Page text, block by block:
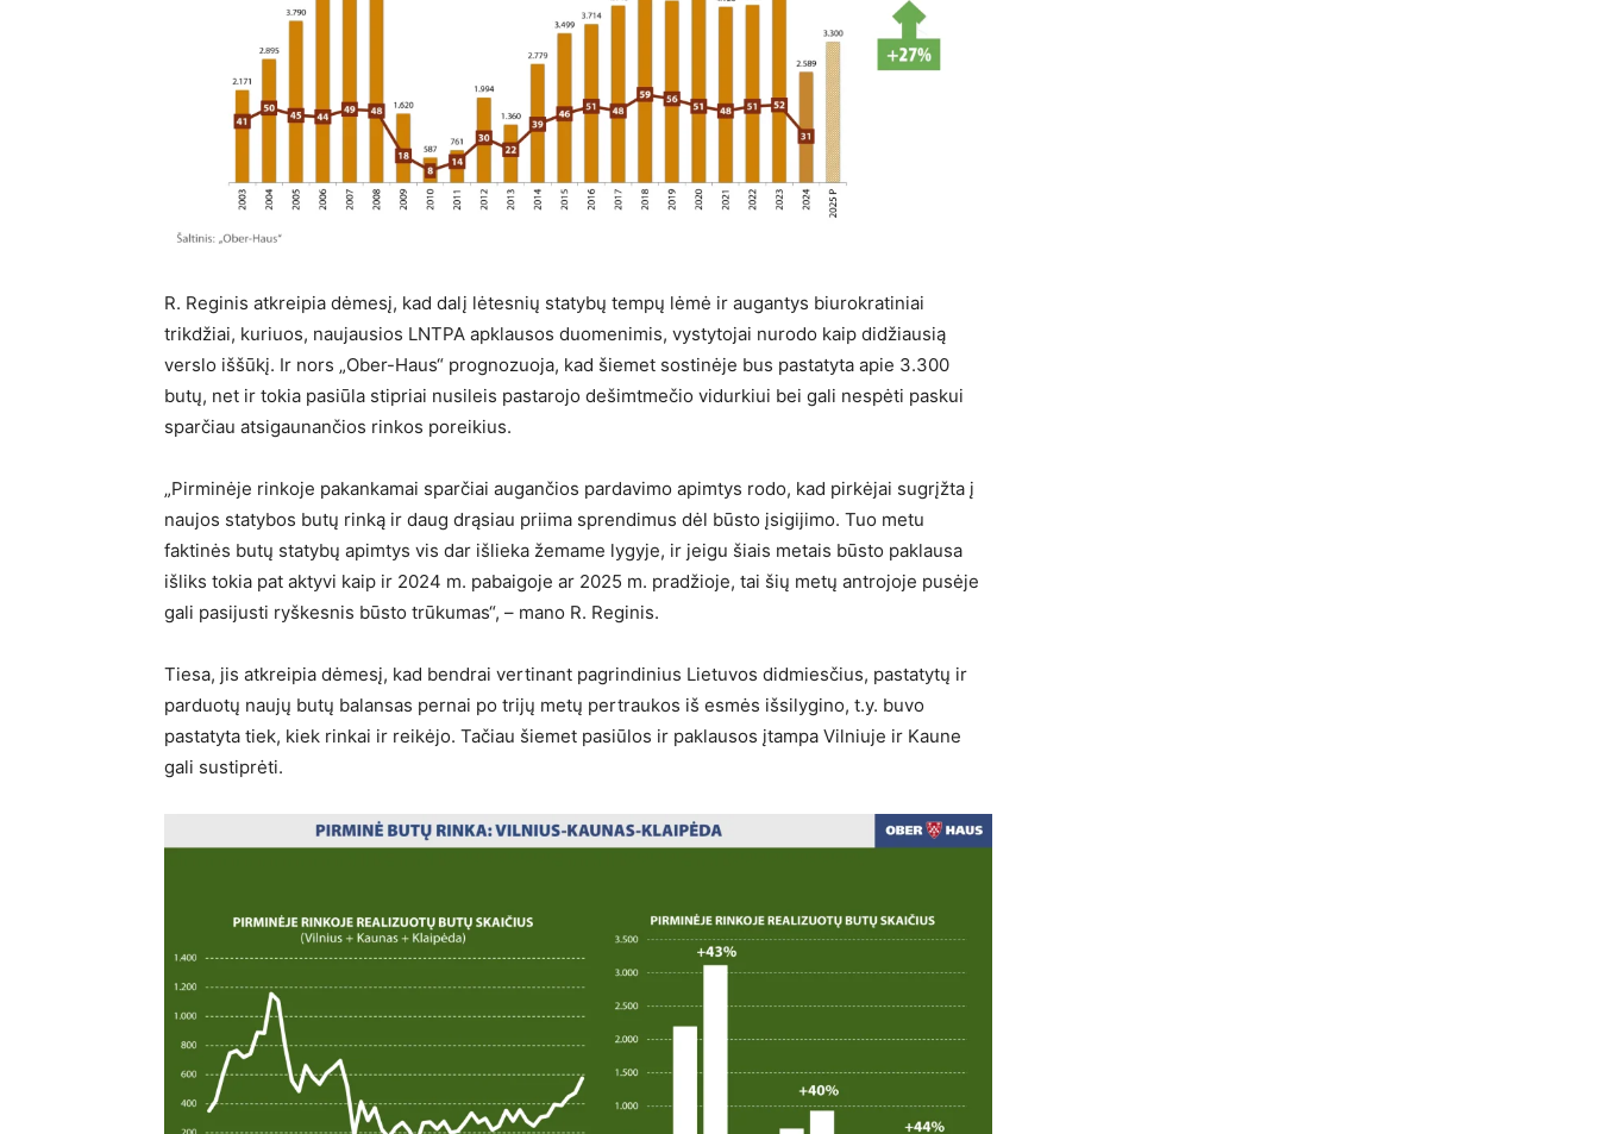
R. Reginis atkreipia dėmesį, kad dalį lėtesnių statybų tempų lėmė ir augantys biurokratiniai
trikdžiai, kuriuos, naujausios LNTPA apklausos duomenimis, vystytojai nurodo kaip didžiausią
verslo iššūkį. Ir nors „Ober-Haus“ prognozuoja, kad šiemet sostinėje bus pastatyta apie 3.300
butų, net ir tokia pasiūla stipriai nusileis pastarojo dešimtmečio vidurkiui bei gali nespėti paskui
sparčiau atsigaunančios rinkos poreikius.
„Pirminėje rinkoje pakankamai sparčiai augančios pardavimo apimtys rodo, kad pirkėjai sugrįžta į
naujos statybos butų rinką ir daug drąsiau priima sprendimus dėl būsto įsigijimo. Tuo metu
faktinės butų statybų apimtys vis dar išlieka žemame lygyje, ir jeigu šiais metais būsto paklausa
išliks tokia pat aktyvi kaip ir 2024 m. pabaigoje ar 2025 m. pradžioje, tai šių metų antrojoje pusėje
gali pasijusti ryškesnis būsto trūkumas“, – mano R. Reginis.
Tiesa, jis atkreipia dėmesį, kad bendrai vertinant pagrindinius Lietuvos didmiesčius, pastatytų ir
parduotų naujų butų balansas pernai po trijų metų pertraukos iš esmės išsilygino, t.y. buvo
pastatyta tiek, kiek rinkai ir reikėjo. Tačiau šiemet pasiūlos ir paklausos įtampa Vilniuje ir Kaune
gali sustiprėti.